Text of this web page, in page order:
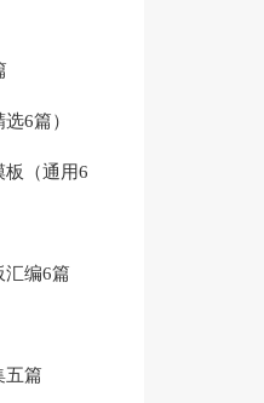
6篇）
板（通用6
汇编6篇
五篇